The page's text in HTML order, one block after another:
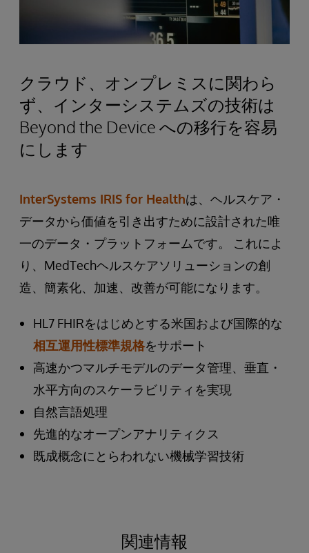
クラウド、オンプレミスに関わら
ず、インターシステムズの技術は
Beyond the Device への移行を容易
にします
InterSystems IRIS for Healthは、ヘルスケア・
データから価値を引き出すために設計された唯
一のデータ・プラットフォームです。 これによ
り、MedTechヘルスケアソリューションの創
造、簡素化、加速、改善が可能になります。
HL7 FHIRをはじめとする米国および国際的な
相互運用性標準規格をサポート
高速かつマルチモデルのデータ管理、垂直・
水平方向のスケーラビリティを実現
自然言語処理
先進的なオープンアナリティクス
既成概念にとらわれない機械学習技術
関連情報